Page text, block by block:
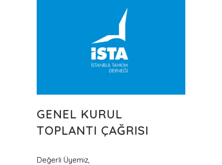
GENEL KURUL
TOPLANTI ÇAĞRISI
Değerli Üyemiz,